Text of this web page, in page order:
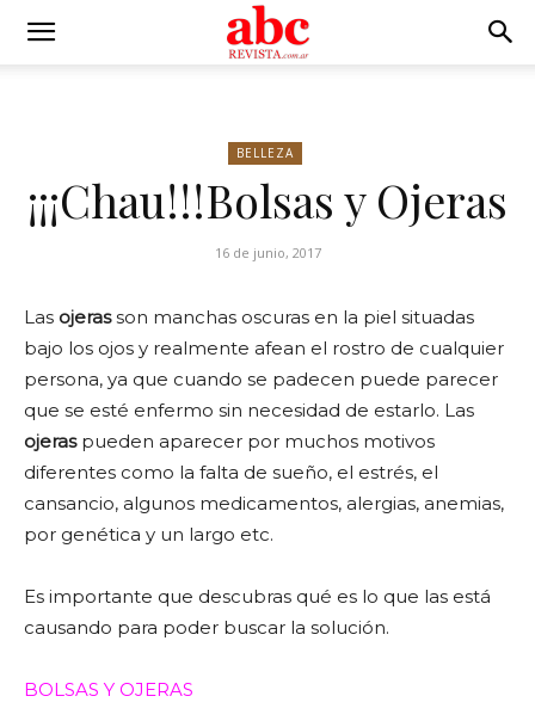
BELLEZA
¡¡¡Chau!!!Bolsas y Ojeras
16 de junio, 2017
Las ojerasson manchas oscuras en la piel situadas
bajo los ojos y realmente afean el rostro de cualquier
persona, ya que cuando se padecen puede parecer
que se esté enfermo sin necesidad de estarlo. Las
ojeraspueden aparecer por muchos motivos
diferentes como la falta de sueño, el estrés, el
cansancio, algunos medicamentos, alergias, anemias,
por genética y un largo etc.
Es importante que descubras qué es lo que las está
causando para poder buscar la solución.
BOLSAS Y OJERAS